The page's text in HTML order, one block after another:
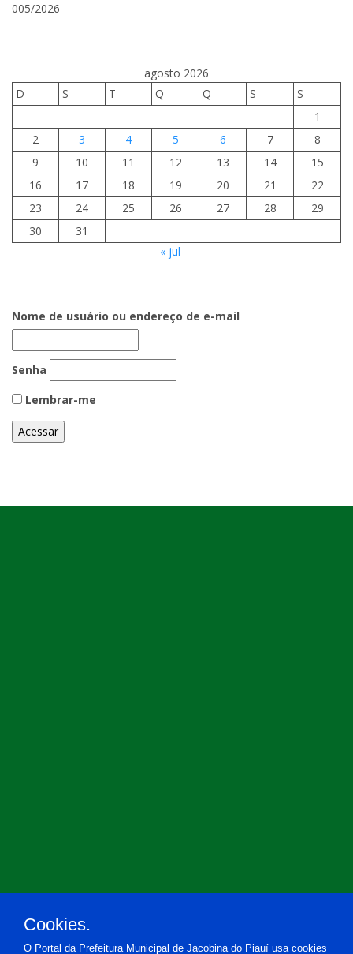
005/2026
agosto 2026
D
S T Q Q S
S
1
2
3 4 5 6 7
8
9
10 11 12 13 14
15
16
17 18 19 20 21
22
23
24 25 26 27 28
29
30
31
« jul
Nome de usuário ou endereço de e-mail
Senha
Lembrar-me
Cookies.
O Portal da Prefeitura Municipal de Jacobina do Piauí usa cookies